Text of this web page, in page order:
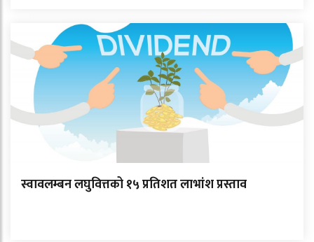
स्वावलम्बन लघुवित्तको १५ प्रतिशत लाभांश प्रस्ताव